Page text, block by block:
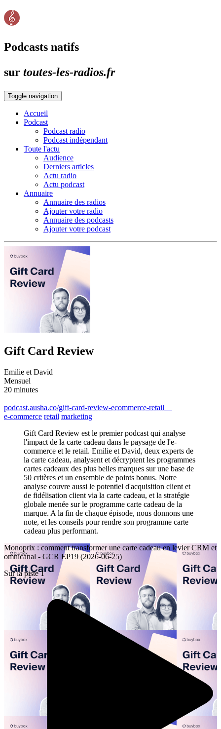
Podcasts natifs
sur toutes-les-radios.fr
Toggle navigation
Accueil
Podcast
Podcast radio
Podcast indépendant
Toute l'actu
Audience
Derniers articles
Actu radio
Actu podcast
Annuaire
Annuaire des radios
Ajouter votre radio
Annuaire des podcasts
Ajouter votre podcast
Gift Card Review
Emilie et David
Mensuel
20 minutes
podcast.ausha.co/gift-card-review-ecommerce-retail
e-commerce retail marketing
Gift Card Review est le premier podcast qui analyse
l'impact de la carte cadeau dans le paysage de l'e-
commerce et le retail. Emilie et David, deux experts de
la carte cadeau, analysent et décryptent les programmes
cartes cadeaux des plus belles marques sur une base de
50 critères et un ensemble de points bonus. Notre
analyse couvre aussi le potentiel d'acquisition client et
de fidélisation client via la carte cadeau, et la stratégie
globale menée sur le programme carte cadeau de la
marque. A la fin de chaque épisode, nous donnons une
note, et les conseils pour rendre son programme carte
cadeau plus performant.
Monoprix : comment transformer une carte cadeau en levier CRM et
omnicanal - GCR EP19 (2026-06-25)
Sur la piste 1